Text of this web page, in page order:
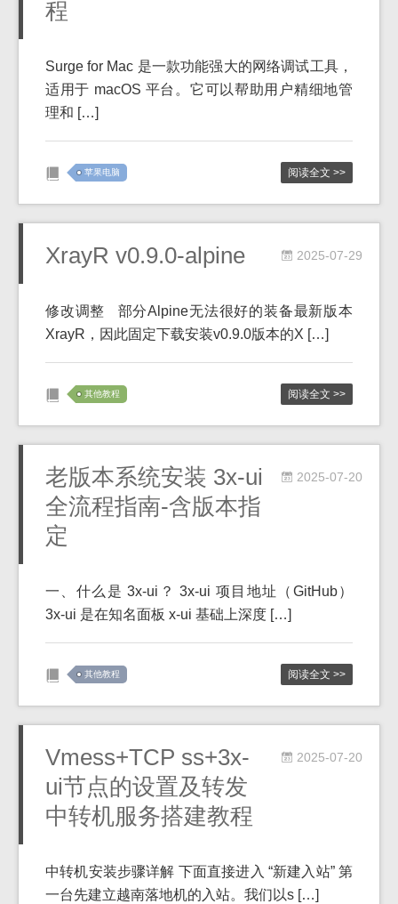
程
Surge for Mac 是一款功能强大的网络调试工具，
适用于 macOS 平台。它可以帮助用户精细地管
理和 […]
苹果电脑 阅读全文 >>
XrayR v0.9.0-alpine 2025-07-29
修改调整 部分Alpine无法很好的装备最新版本
XrayR，因此固定下载安装v0.9.0版本的X […]
其他教程 阅读全文 >>
老版本系统安装 3x-ui
全流程指南-含版本指
定
2025-07-20
一、什么是 3x-ui？ 3x-ui 项目地址（GitHub）
3x-ui 是在知名面板 x-ui 基础上深度 […]
其他教程 阅读全文 >>
Vmess+TCP ss+3x-
ui节点的设置及转发
中转机服务搭建教程
2025-07-20
中转机安装步骤详解 下面直接进入 “新建入站” 第
一台先建立越南落地机的入站。我们以s […]